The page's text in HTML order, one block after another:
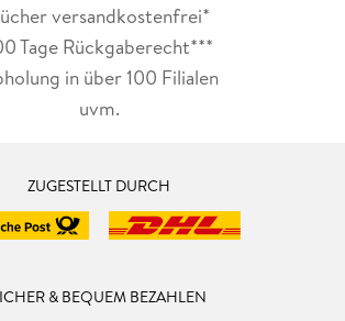
versandkostenfrei*
Tage Rückgaberecht***
in über 100 Filialen
uvm.
ZUGESTELLT DURCH
& BEQUEM BEZAHLEN